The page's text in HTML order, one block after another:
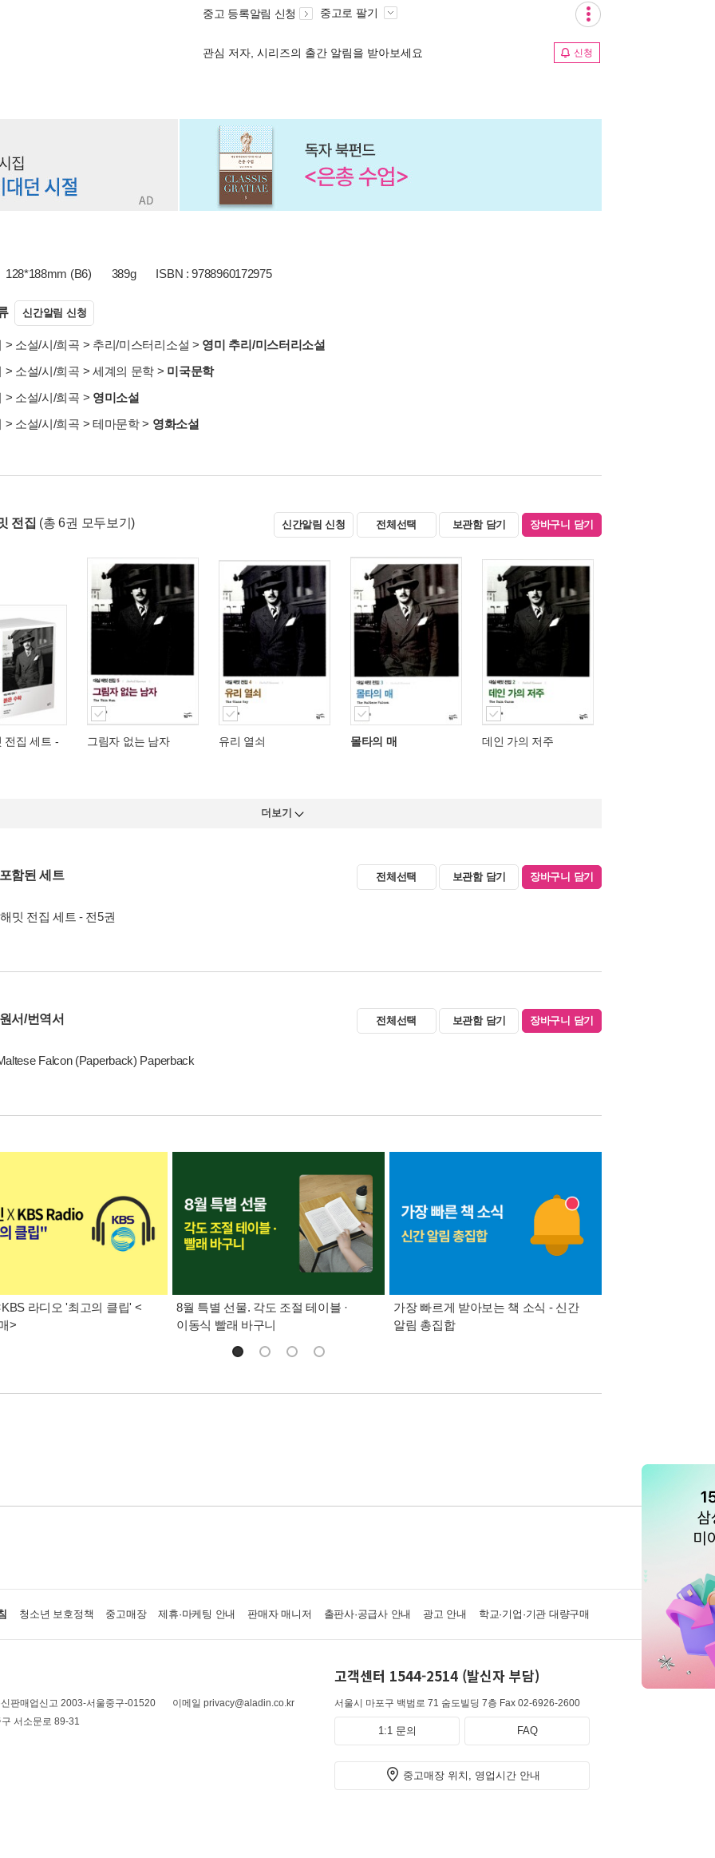
중고 등록알림 신청 중고로 팔기
관심 저자, 시리즈의 출간 알림을 받아보세요 신청
128*188mm (B6) 389g ISBN : 9788960172975
신간알림 신청
> 소설/시/희곡 > 추리/미스터리소설 > 영미 추리/미스터리소설
> 소설/시/희곡 > 세계의 문학 > 미국문학
> 소설/시/희곡 > 영미소설
> 소설/시/희곡 > 테마문학> 영화소설
전집 (총 6권 모두보기) 신간알림 신청 전체선택 보관함 담기 장바구니 담기
전집 세트 - 그림자 없는 남자 유리 열쇠 몰타의 매 데인 가의 저주
더보기
함된 세트 전체선택 보관함 담기 장바구니 담기
밋 전집 세트 - 전5권
서/번역서 전체선택 보관함 담기 장바구니 담기
Falcon (Paperback) Paperback
라디오 '최고의 클립' <
>
8월 특별 선물. 각도 조절 테이블 ·
이동식 빨래 바구니
가장 빠르게 받아보는 책 소식 - 신간
알림 총집합
청소년 보호정책 중고매장 제휴·마케팅 안내 판매자 매니저 출판사·공급사 안내 광고 안내 학교·기업·기관 대량구매
판매업신고 2003-서울중구-01520
이메일 privacy@aladin.co.kr
서소문로 89-31
고객센터 1544-2514 (발신자 부담)
서울시 마포구 백범로 71 숨도빌딩 7층 Fax 02-6926-2600
1:1 문의 FAQ
중고매장 위치, 영업시간 안내